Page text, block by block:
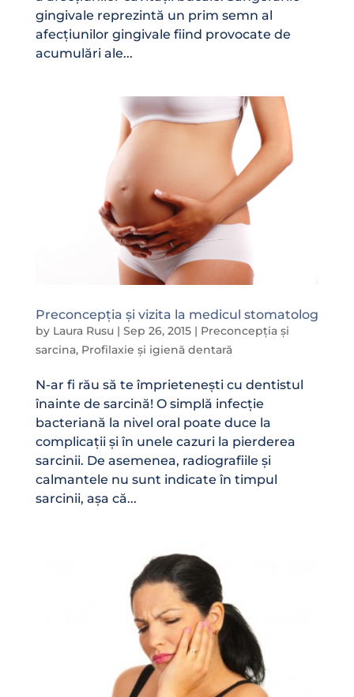
gingivale reprezintă un prim semn al
afecțiunilor gingivale fiind provocate de
acumulări ale...
Preconcepția și vizita la medicul stomatolog
by Laura Rusu| Sep 26, 2015| Preconcepția și
sarcina, Profilaxie și igienă dentară
N-ar fi rău să te împrietenești cu dentistul
înainte de sarcină! O simplă infecție
bacteriană la nivel oral poate duce la
complicații și în unele cazuri la pierderea
sarcinii. De asemenea, radiografiile și
calmantele nu sunt indicate în timpul
sarcinii, așa că...